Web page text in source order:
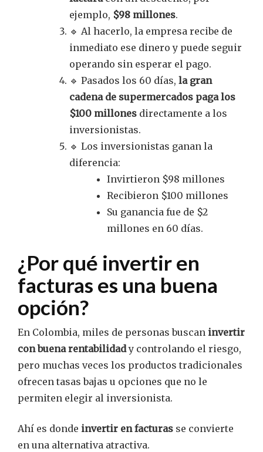
ejemplo, $98 millones.
🔹 Al hacerlo, la empresa recibe de
inmediato ese dinero y puede seguir
operando sin esperar el pago.
🔹 Pasados los 60 días, la gran
cadena de supermercados paga los
$100 millones directamente a los
inversionistas.
🔹 Los inversionistas ganan la
diferencia:
Invirtieron $98 millones
Recibieron $100 millones
Su ganancia fue de $2
millones en 60 días.
¿Por qué invertir en
facturas es una buena
opción?
En Colombia, miles de personas buscan invertir
con buena rentabilidady controlando el riesgo,
pero muchas veces los productos tradicionales
ofrecen tasas bajas u opciones que no le
permiten elegir al inversionista.
Ahí es donde invertir en facturas se convierte
en una alternativa atractiva.